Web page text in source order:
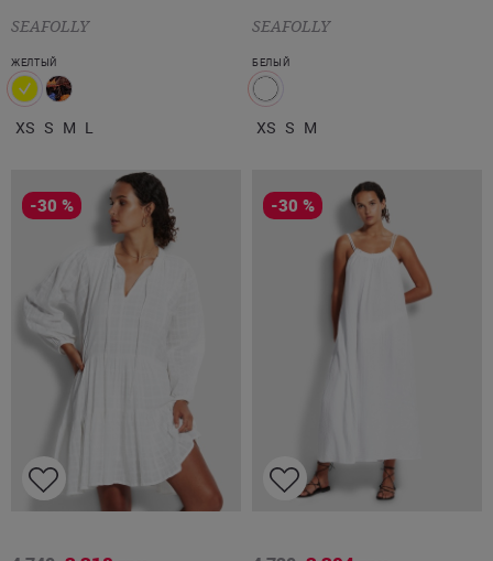
SEAFOLLY
ЖЕЛТЫЙ
XS S M L
SEAFOLLY
БЕЛЫЙ
XS S M
-30 % -30 %